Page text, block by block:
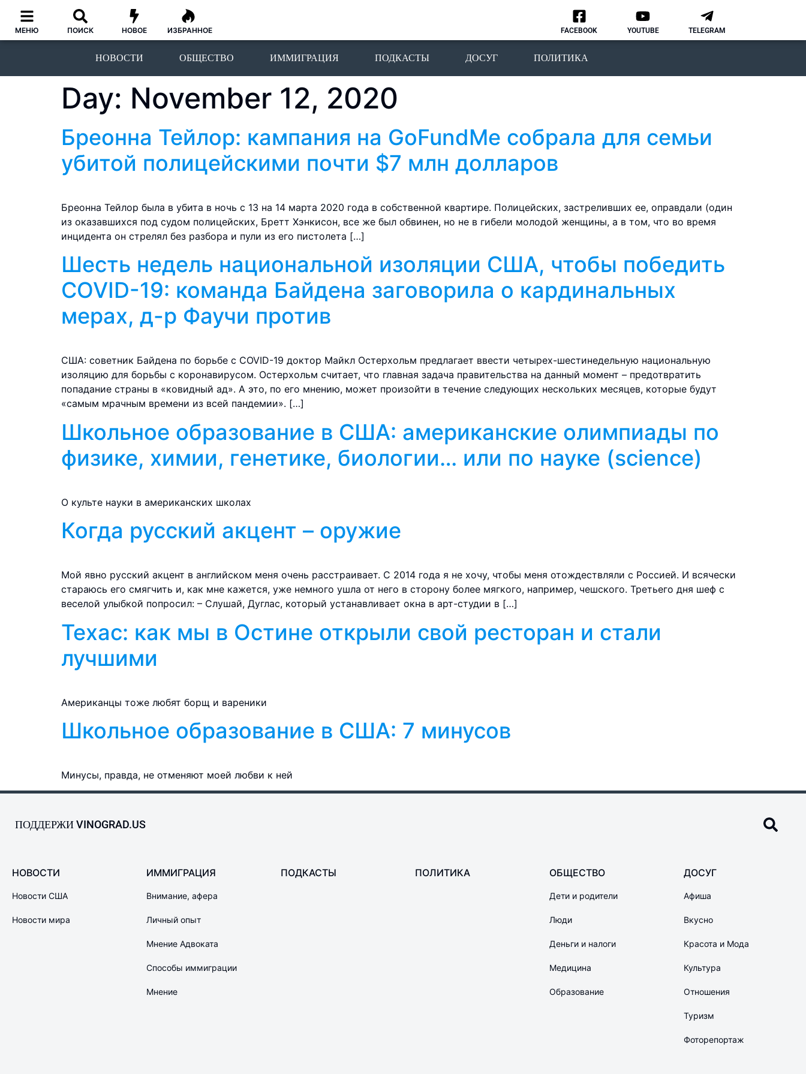
МЕНЮ ПОИСК НОВОЕ ИЗБРАННОЕ FACEBOOK YOUTUBE TELEGRAM
НОВОСТИ ОБЩЕСТВО ИММИГРАЦИЯ ПОДКАСТЫ ДОСУГ ПОЛИТИКА
Day: November 12, 2020
Бреонна Тейлор: кампания на GoFundMe собрала для семьи
убитой полицейскими почти $7 млн долларов
Бреонна Тейлор была в убита в ночь с 13 на 14 марта 2020 года в собственной квартире. Полицейских, застреливших ее, оправдали (один
из оказавшихся под судом полицейских, Бретт Хэнкисон, все же был обвинен, но не в гибели молодой женщины, а в том, что во время
инцидента он стрелял без разбора и пули из его пистолета […]
Шесть недель национальной изоляции США, чтобы победить
COVID-19: команда Байдена заговорила о кардинальных
мерах, д-р Фаучи против
США: советник Байдена по борьбе с COVID-19 доктор Майкл Остерхольм предлагает ввести четырех-шестинедельную национальную
изоляцию для борьбы с коронавирусом. Остерхольм считает, что главная задача правительства на данный момент – предотвратить
попадание страны в «ковидный ад». А это, по его мнению, может произойти в течение следующих нескольких месяцев, которые будут
«самым мрачным времени из всей пандемии». […]
Школьное образование в США: американские олимпиады по
физике, химии, генетике, биологии… или по науке (science)
О культе науки в американских школах
Когда русский акцент – оружие
Мой явно русский акцент в английском меня очень расстраивает. С 2014 года я не хочу, чтобы меня отождествляли с Россией. И всячески
стараюсь его смягчить и, как мне кажется, уже немного ушла от него в сторону более мягкого, например, чешского. Третьего дня шеф с
веселой улыбкой попросил: – Слушай, Дуглас, который устанавливает окна в арт-студии в […]
Техас: как мы в Остине открыли свой ресторан и стали
лучшими
Американцы тоже любят борщ и вареники
Школьное образование в США: 7 минусов
Минусы, правда, не отменяют моей любви к ней
ПОДДЕРЖИ VINOGRAD.US
НОВОСТИ
Новости США
Новости мира
ИММИГРАЦИЯ
Внимание, афера
Личный опыт
Мнение Адвоката
Способы иммиграции
Мнение
ПОДКАСТЫ ПОЛИТИКА ОБЩЕСТВО
Дети и родители
Люди
Деньги и налоги
Медицина
Образование
ДОСУГ
Афиша
Вкусно
Красота и Мода
Культура
Отношения
Туризм
Фоторепортаж